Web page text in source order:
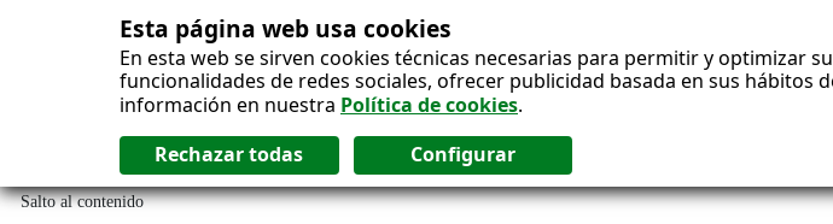
Esta página web usa cookies
En esta web se sirven cookies técnicas necesarias para permitir y optimizar
funcionalidades de redes sociales, ofrecer publicidad basada en sus
información en nuestra Política de cookies.
Salto al contenido